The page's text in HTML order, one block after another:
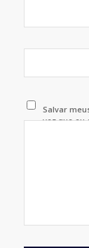
Salvar
vez que eu